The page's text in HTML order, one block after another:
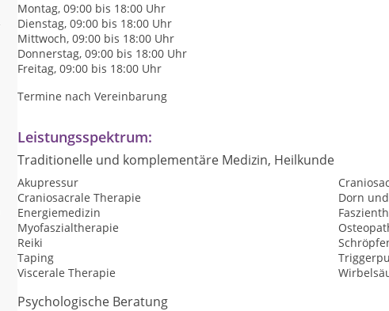
Montag, 09:00 bis 18:00 Uhr
Dienstag, 09:00 bis 18:00 Uhr
Mittwoch, 09:00 bis 18:00 Uhr
Donnerstag, 09:00 bis 18:00 Uhr
Freitag, 09:00 bis 18:00 Uhr
Termine nach Vereinbarung
Leistungsspektrum:
Traditionelle und komplementäre Medizin, Heilkunde
Akupressur
Craniosacrale Therapie
Dorn
Energiemedizin
Myofaszialtherapie
Reiki
Taping
Viscerale Therapie
Psychologische Beratung